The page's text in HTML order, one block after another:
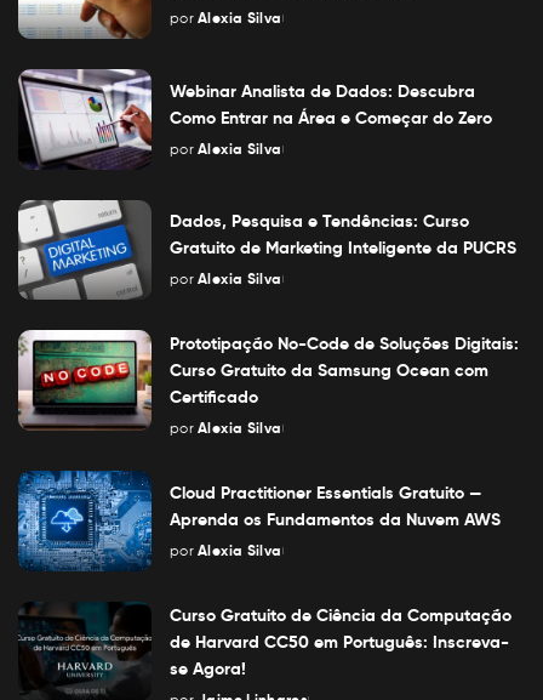
Posted
por Alexia Silva
Webinar Analista de Dados: Descubra
Como Entrar na Área e Começar do Zero
Posted
por Alexia Silva
Dados, Pesquisa e Tendências: Curso
Gratuito de Marketing Inteligente da PUCRS
Posted
por Alexia Silva
Prototipação No-Code de Soluções Digitais:
Curso Gratuito da Samsung Ocean com
Certificado
Posted
por Alexia Silva
Cloud Practitioner Essentials Gratuito —
Aprenda os Fundamentos da Nuvem AWS
Posted
por Alexia Silva
Curso Gratuito de Ciência da Computação
de Harvard CC50 em Português: Inscreva-
se Agora!